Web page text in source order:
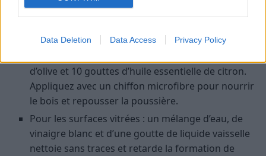
Data Deletion Data Access Privacy Policy
écologiques !
Pour les meubles en bois : mélangez 3 cuillères à
d’olive et 10 gouttes d’huile essentielle de citron.
Appliquez avec un chiffon microfibre pour nourrir
le bois et repousser la poussière.
Pour les surfaces vitrées : un mélange d’eau, de
vinaigre blanc et d’une goutte de liquide vaisselle
nettoie sans traces et retarde la formation de